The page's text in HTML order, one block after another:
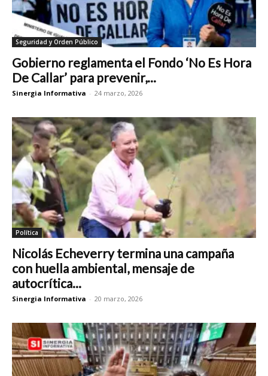
Seguridad y Orden Público
Gobierno reglamenta el Fondo ‘No Es Hora
De Callar’ para prevenir,...
Sinergia Informativa - 24 marzo, 2026
Política
Nicolás Echeverry termina una campaña
con huella ambiental, mensaje de
autocrítica...
Sinergia Informativa - 20 marzo, 2026